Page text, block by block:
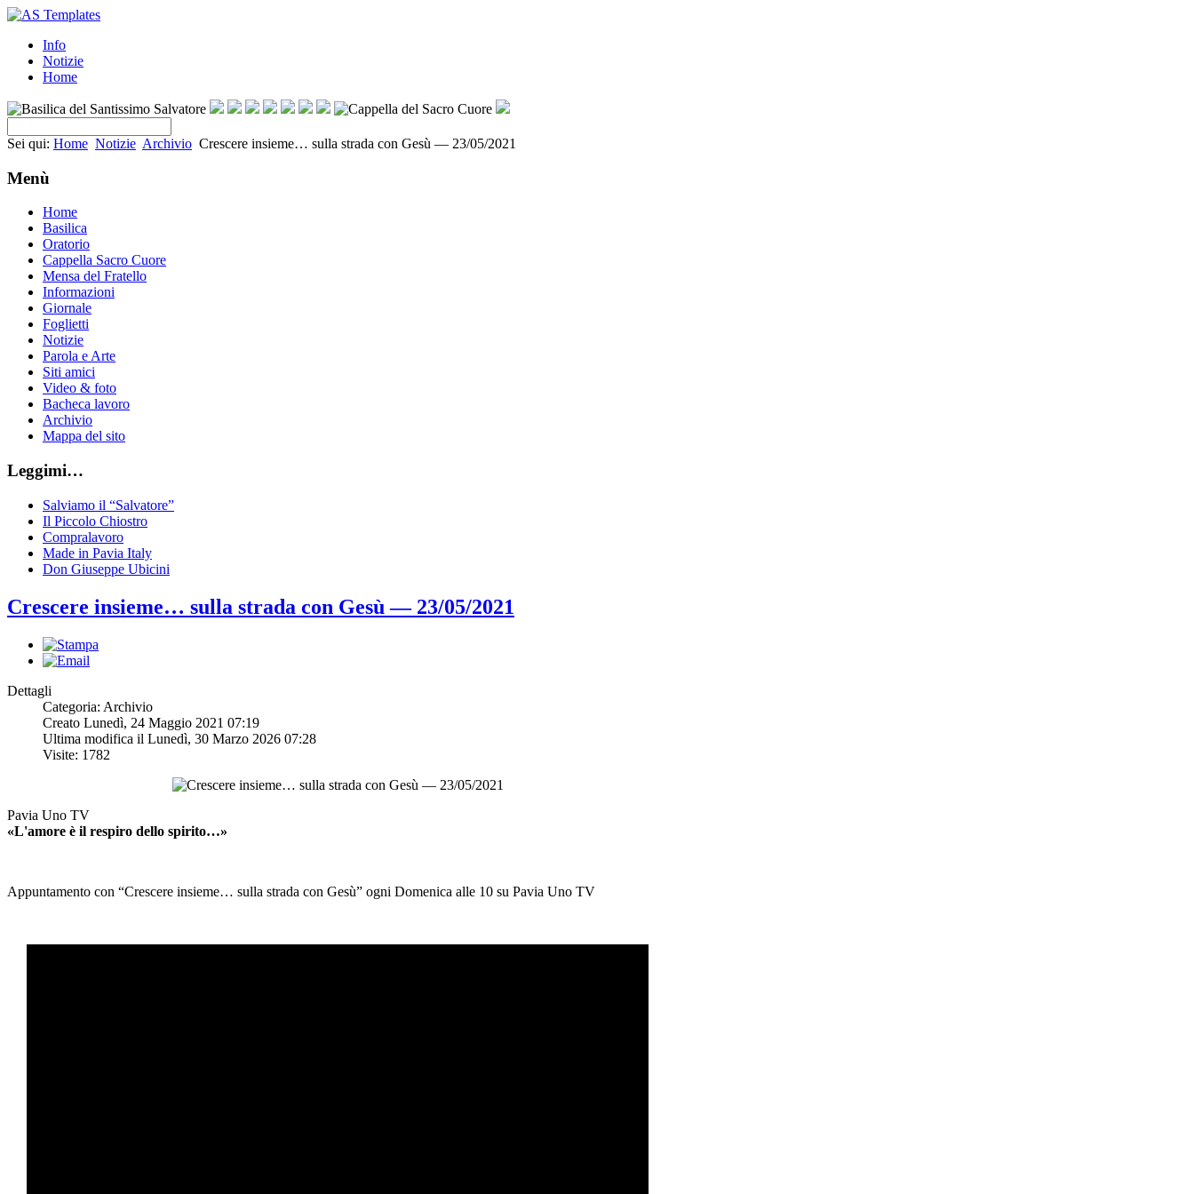
Info
Notizie
Home
Sei qui: Home Notizie Archivio Crescere insieme… sulla strada con Gesù — 23/05/2021
Menù
Home
Basilica
Oratorio
Cappella Sacro Cuore
Mensa del Fratello
Informazioni
Giornale
Foglietti
Notizie
Parola e Arte
Siti amici
Video & foto
Bacheca lavoro
Archivio
Mappa del sito
Leggimi…
Salviamo il “Salvatore”
Il Piccolo Chiostro
Compralavoro
Made in Pavia Italy
Don Giuseppe Ubicini
Crescere insieme… sulla strada con Gesù — 23/05/2021
Dettagli
Categoria: Archivio
Creato Lunedì, 24 Maggio 2021 07:19
Ultima modifica il Lunedì, 30 Marzo 2026 07:28
Visite: 1782
Pavia Uno TV
«L'amore è il respiro dello spirito…»
Appuntamento con “Crescere insieme… sulla strada con Gesù” ogni Domenica alle 10 su Pavia Uno TV